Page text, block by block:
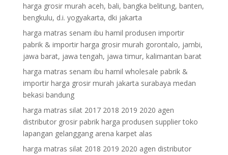
harga grosir murah aceh, bali, bangka belitung, banten,
bengkulu, d.i. yogyakarta, dki jakarta
harga matras senam ibu hamil produsen importir
pabrik & importir harga grosir murah gorontalo, jambi,
jawa barat, jawa tengah, jawa timur, kalimantan barat
harga matras senam ibu hamil wholesale pabrik &
importir harga grosir murah jakarta surabaya medan
bekasi bandung
harga matras silat 2017 2018 2019 2020 agen
distributor grosir pabrik harga produsen supplier toko
lapangan gelanggang arena karpet alas
harga matras silat 2018 2019 2020 agen distributor